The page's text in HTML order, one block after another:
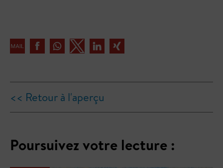
<< Retour à l'aperçu
Poursuivez votre lecture :